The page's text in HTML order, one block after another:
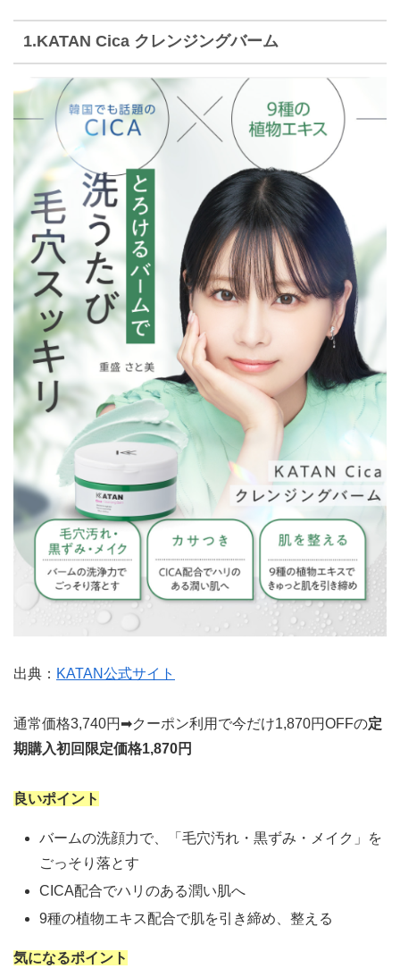
1.KATAN Cica クレンジングバーム
出典： KATAN公式サイト
通常価格3,740円➡クーポン利用で今だけ1,870円OFFの定
期購入初回限定価格1,870円
良いポイント
バームの洗顔力で、「毛穴汚れ・黒ずみ・メイク」を
ごっそり落とす
CICA配合でハリのある潤い肌へ
9種の植物エキス配合で肌を引き締め、整える
気になるポイント